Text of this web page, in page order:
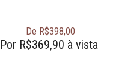
De R$398,00
Por R$369,90 à vista